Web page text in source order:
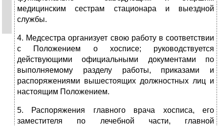
медицинским сестрам стационара и выездной
службы.
4. Медсестра организует свою работу в соответствии
с Положением о хосписе; руководствуется
действующими официальными документами по
выполняемому разделу работы, приказами и
распоряжениями вышестоящих должностных лиц и
настоящим Положением.
5. Распоряжения главного врача хосписа, его
заместителя по лечебной части, главной